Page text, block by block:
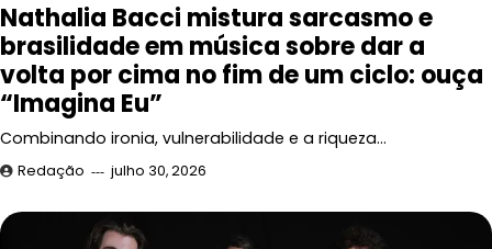
Nathalia Bacci mistura sarcasmo e
brasilidade em música sobre dar a
volta por cima no fim de um ciclo: ouça
“Imagina Eu”
Combinando ironia, vulnerabilidade e a riqueza…
Redação julho 30, 2026